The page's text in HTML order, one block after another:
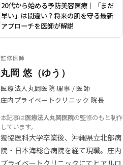
20代から始める予防美容医療｜「まだ
早い」は間違い？将来の肌を守る最新
アプローチを医師が解説
監修医師
丸岡 悠（ゆう）
医療法人丸岡医院 理事 / 医師
庄内プライベートクリニック 院長
本記事は医療法人丸岡医院の監修のもと制作
しています。
獨協医科大学卒業後、沖縄県立北部病
院・日本海総合病院を経て現職。庄内
プライベートクリニックにてヒアルロ